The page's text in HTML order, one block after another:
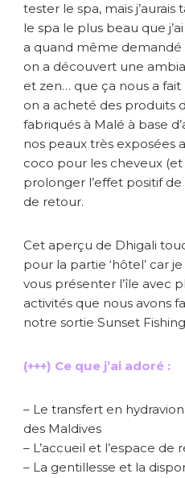
tester le spa, mais j’aurais
le spa le plus beau que
a quand même
on a découvert une
et zen… que ça nous a
on a acheté des produits
fabriqués à Malé à base
nos peaux très exposées
coco pour les cheveux
prolonger l’effet positif
de retour.
Cet aperçu de Dhigali
pour la partie ‘hôtel’ car
vous présenter l’île avec
activités que nous avons
notre sortie Sunset
(+++) Ce que j’ai adoré :
– Le transfert en
des Maldives
– L’accueil et l’espace
– La gentillesse et la